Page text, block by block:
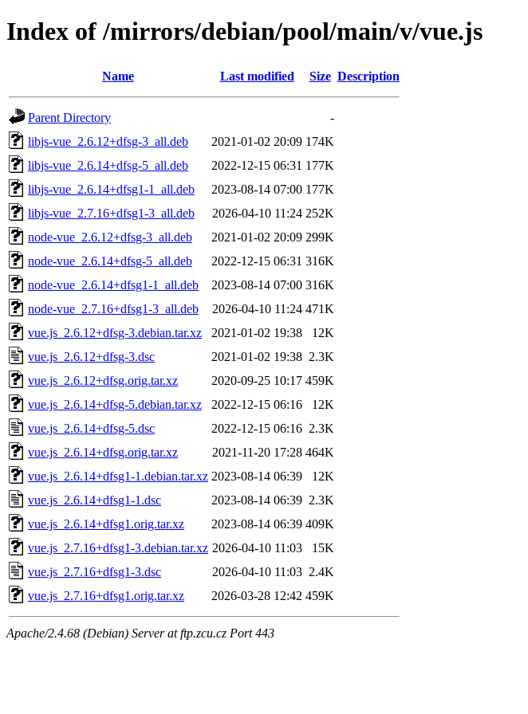
Index of /mirrors/debian/pool/main/v/vue.js
Name Last modified Size Description
Parent Directory
-
libjs-vue_2.6.12+dfsg-3_all.deb
2021-01-02 20:09 174K
libjs-vue_2.6.14+dfsg-5_all.deb
2022-12-15 06:31 177K
libjs-vue_2.6.14+dfsg1-1_all.deb
2023-08-14 07:00 177K
libjs-vue_2.7.16+dfsg1-3_all.deb
2026-04-10 11:24 252K
node-vue_2.6.12+dfsg-3_all.deb
2021-01-02 20:09 299K
node-vue_2.6.14+dfsg-5_all.deb
2022-12-15 06:31 316K
node-vue_2.6.14+dfsg1-1_all.deb
2023-08-14 07:00 316K
node-vue_2.7.16+dfsg1-3_all.deb
2026-04-10 11:24 471K
vue.js_2.6.12+dfsg-3.debian.tar.xz
2021-01-02 19:38
12K
vue.js_2.6.12+dfsg-3.dsc
2021-01-02 19:38 2.3K
vue.js_2.6.12+dfsg.orig.tar.xz
2020-09-25 10:17 459K
vue.js_2.6.14+dfsg-5.debian.tar.xz
2022-12-15 06:16
12K
vue.js_2.6.14+dfsg-5.dsc
2022-12-15 06:16 2.3K
vue.js_2.6.14+dfsg.orig.tar.xz
2021-11-20 17:28 464K
vue.js_2.6.14+dfsg1-1.debian.tar.xz 2023-08-14 06:39
12K
vue.js_2.6.14+dfsg1-1.dsc
2023-08-14 06:39 2.3K
vue.js_2.6.14+dfsg1.orig.tar.xz
2023-08-14 06:39 409K
vue.js_2.7.16+dfsg1-3.debian.tar.xz 2026-04-10 11:03
15K
vue.js_2.7.16+dfsg1-3.dsc
2026-04-10 11:03 2.4K
vue.js_2.7.16+dfsg1.orig.tar.xz
2026-03-28 12:42 459K
Apache/2.4.68 (Debian) Server at ftp.zcu.cz Port 443